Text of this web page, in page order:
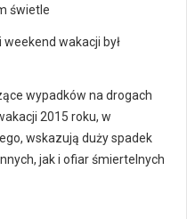
świetle
wakacji był
wypadków na drogach
2015 roku, w
wskazują duży spadek
jak i ofiar śmiertelnych